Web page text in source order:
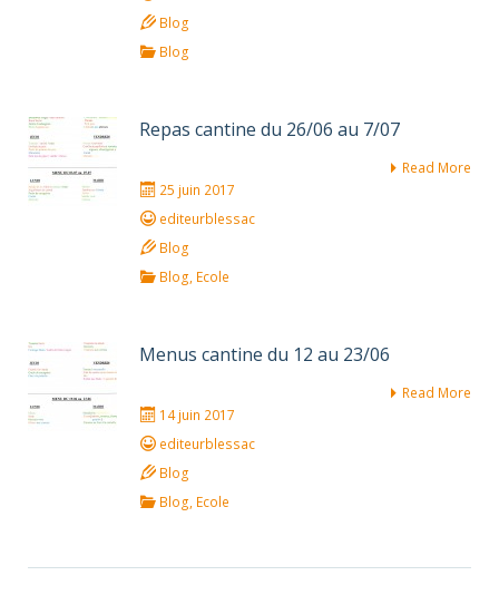
Blog
Blog
Repas cantine du 26/06 au 7/07
Read More
25 juin 2017
editeurblessac
Blog
Blog, Ecole
Menus cantine du 12 au 23/06
Read More
14 juin 2017
editeurblessac
Blog
Blog, Ecole